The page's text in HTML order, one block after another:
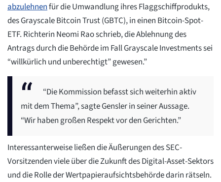
abzulehnenfür die Umwandlung ihres Flaggschiffprodukts,
des Grayscale Bitcoin Trust (GBTC), in einen Bitcoin-Spot-
ETF. Richterin Neomi Rao schrieb, die Ablehnung des
Antrags durch die Behörde im Fall Grayscale Investments sei
“willkürlich und unberechtigt” gewesen.”
“Die Kommission befasst sich weiterhin aktiv
mit dem Thema”, sagte Gensler in seiner Aussage.
“Wir haben großen Respekt vor den Gerichten.”
Interessanterweise ließen die Äußerungen des SEC-
Vorsitzenden viele über die Zukunft des Digital-Asset-Sektors
und die Rolle der Wertpapieraufsichtsbehörde darin rätseln.